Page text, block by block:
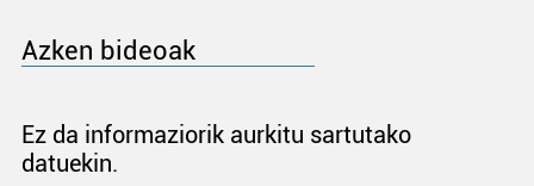
Azken bideoak
Ez da informaziorik aurkitu sartutako
datuekin.